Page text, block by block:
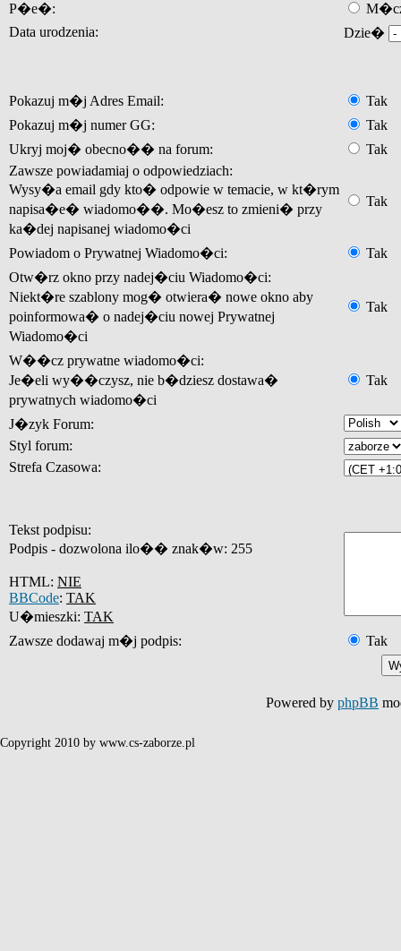
P�e�:
Data urodzenia:
Dzie�
Pokazuj m�j Adres Email:
Tak
Pokazuj m�j numer GG:
Tak
Ukryj moj� obecno�� na forum:
Tak
Zawsze powiadamiaj o odpowiedziach:
Wysy�a email gdy kto� odpowie w temacie, w kt�rym
napisa�e� wiadomo��. Mo�esz to zmieni� przy
ka�dej napisanej wiadomo�ci
Tak
Powiadom o Prywatnej Wiadomo�ci:
Tak
Otw�rz okno przy nadej�ciu Wiadomo�ci:
Niekt�re szablony mog� otwiera� nowe okno aby
poinformowa� o nadej�ciu nowej Prywatnej
Wiadomo�ci
Tak
W��cz prywatne wiadomo�ci:
Je�eli wy��czysz, nie b�dziesz dostawa�
prywatnych wiadomo�ci
Tak
J�zyk Forum:
Styl forum:
Strefa Czasowa:
Tekst podpisu:
Podpis - dozwolona ilo�� znak�w: 255
HTML: NIE
BBCode: TAK
U�mieszki: TAK
Zawsze dodawaj m�j podpis:
Tak
Powered by phpBB
Copyright 2010 by www.cs-zaborze.pl